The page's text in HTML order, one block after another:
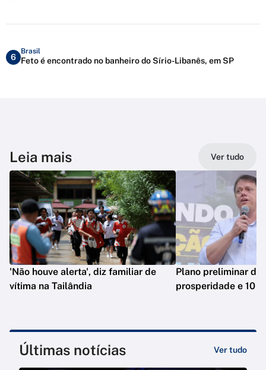
6
Brasil
Feto é encontrado no banheiro do Sírio-Libanês, em SP
Leia mais Ver tudo
'Não houve alerta', diz familiar de
vítima na Tailândia
Plano preliminar de
prosperidade e 10
Últimas notícias Ver tudo